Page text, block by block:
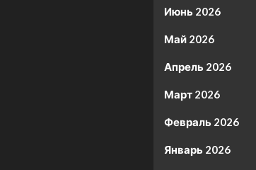
Июнь 2026
Май 2026
Апрель 2026
Март 2026
Февраль 2026
Январь 2026